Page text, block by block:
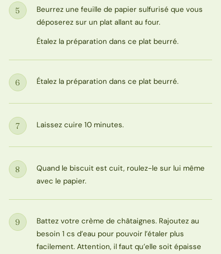
Étape
5
Beurrez une feuille de papier sulfurisé que vous
déposerez sur un plat allant au four.
Étalez la préparation dans ce plat beurré.
Étape
6 Étalez la préparation dans ce plat beurré.
Étape
7 Laissez cuire 10 minutes.
Étape
8
Quand le biscuit est cuit, roulez-le sur lui même
avec le papier.
Étape
9
Battez votre crème de châtaignes. Rajoutez au
besoin 1 cs d’eau pour pouvoir l’étaler plus
facilement. Attention, il faut qu’elle soit épaisse